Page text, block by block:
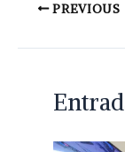
PREVIOUS